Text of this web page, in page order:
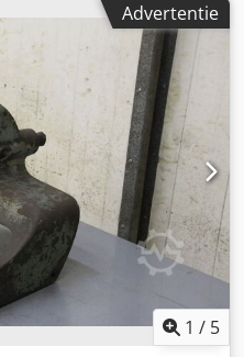
Advertentie
1 / 5